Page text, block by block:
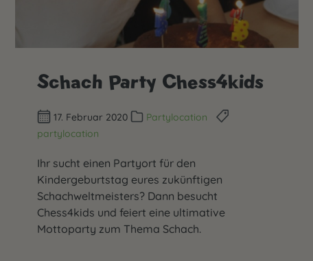
Schach Party Chess4kids
17. Februar 2020
Partylocation
partylocation
Ihr sucht einen Partyort für den
Kindergeburtstag eures zukünftigen
Schachweltmeisters? Dann besucht
Chess4kids und feiert eine ultimative
Mottoparty zum Thema Schach.